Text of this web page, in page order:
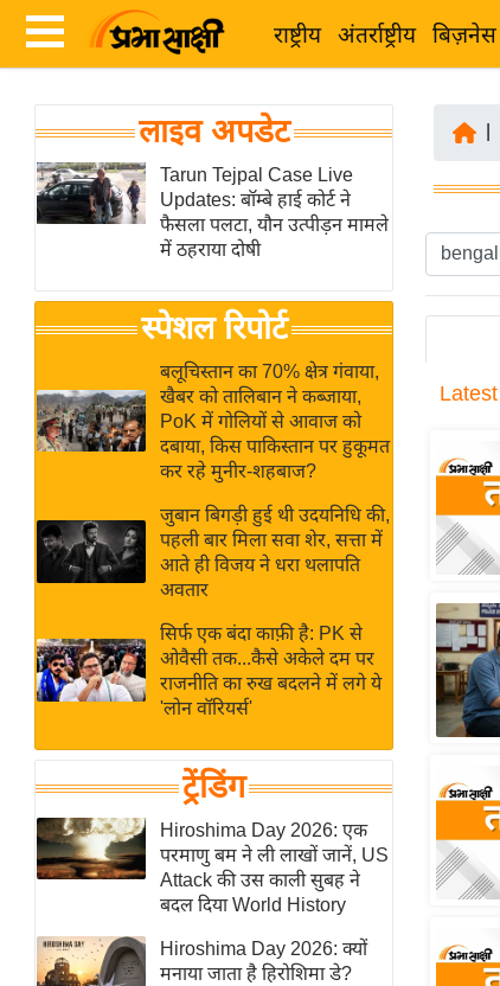
राष्ट्रीय अंतर्राष्ट्रीय बिज़नेस
Latest
News
in
Hindi
News
Live
Breaking
News in
Hindi
News
Hindi
Videos
ता
ख
ब
राष्ट्रीय
अंतर्राष्ट्रीय
उद्योग
जगत
बजट
खेल
IPL
2026
ई-पेपर
मिसाल बेमिसाल
शख्सियत
यंग इंडिया
साहित्य जगत
ऑटो वर्ल्ड
न्यूज ब्रीफ
लाइव अपडेट
Tarun Tejpal Case Live
Updates: बॉम्बे हाई कोर्ट ने
फैसला पलटा, यौन उत्पीड़न मामले
में ठहराया दोषी
स्पेशल रिपोर्ट
बलूचिस्तान का 70% क्षेत्र गंवाया,
खैबर को तालिबान ने कब्जाया,
PoK में गोलियों से आवाज को
दबाया, किस पाकिस्तान पर हुकूमत
कर रहे मुनीर-शहबाज?
जुबान बिगड़ी हुई थी उदयनिधि की,
पहली बार मिला सवा शेर, सत्ता में
आते ही विजय ने धरा थलापति
अवतार
सिर्फ एक बंदा काफ़ी है: PK से
ओवैसी तक...कैसे अकेले दम पर
राजनीति का रुख बदलने में लगे ये
'लोन वॉरियर्स'
ट्रेंडिंग
Hiroshima Day 2026: एक
परमाणु बम ने ली लाखों जानें, US
Attack की उस काली सुबह ने
बदल दिया World History
Hiroshima Day 2026: क्यों
मनाया जाता है हिरोशिमा डे?
Latest